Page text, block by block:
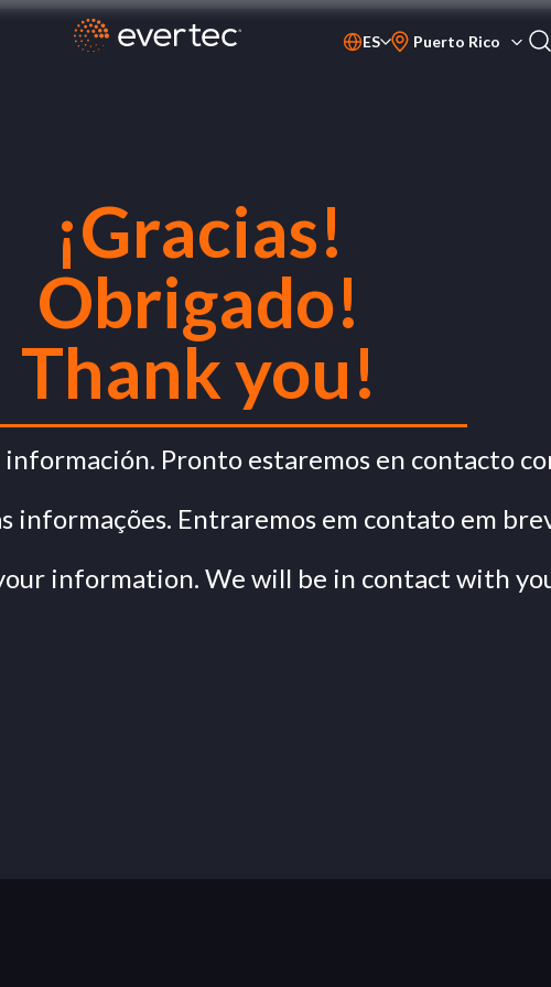
ES Puerto Rico
¡Gracias!
Obrigado!
Thank you!
Pronto estaremos en contacto
informações. Entraremos em contato em
information. We will be in contact with